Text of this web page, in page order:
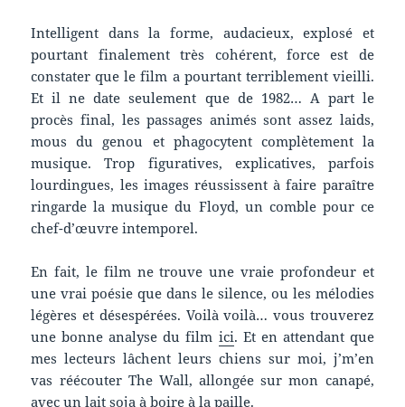
Intelligent dans la forme, audacieux, explosé et
pourtant finalement très cohérent, force est de
constater que le film a pourtant terriblement vieilli.
Et il ne date seulement que de 1982… A part le
procès final, les passages animés sont assez laids,
mous du genou et phagocytent complètement la
musique. Trop figuratives, explicatives, parfois
lourdingues, les images réussissent à faire paraître
ringarde la musique du Floyd, un comble pour ce
chef-d’œuvre intemporel.
En fait, le film ne trouve une vraie profondeur et
une vrai poésie que dans le silence, ou les mélodies
légères et désespérées. Voilà voilà… vous trouverez
une bonne analyse du film ici. Et en attendant que
mes lecteurs lâchent leurs chiens sur moi, j’m’en
vas réécouter The Wall, allongée sur mon canapé,
avec un lait soja à boire à la paille.